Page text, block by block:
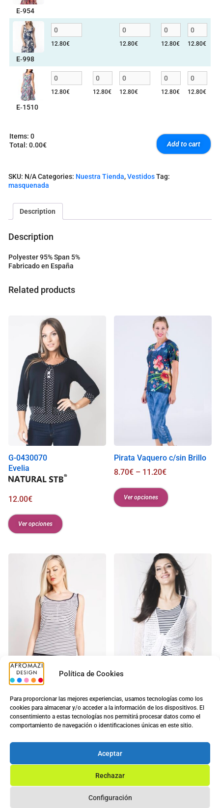
Política de Cookies
Para proporcionar las mejores experiencias, usamos tecnologías como los
cookies para almacenar y/o acceder a la información de los dispositivos. El
consentimiento a estas tecnologías nos permitirá procesar datos como el
comportamiento de navegación o identificaciones únicas en este sitio.
Aceptar
Rechazar
Configuración
E‑954
E‑998
12.80€ 12.80€ 12.80€ 12.80€
E‑1510
12.80€ 12.80€ 12.80€ 12.80€ 12.80€
Items: 0
Total : 0.00€
e
m
u
r
o
t
l
i
Add to cart
SKU: N/ACategories: Nuestra Tienda,VestidosTag:
masquenada
Description
Description
Polyester 95% Span 5%
Fabricado en España
Related products
G-0430070
Evelia
12.00€
Ver opciones
Pirata Vaquero c/sin Brillo
8.70€ – 11.20€
Ver opciones
PP-06046
Ancla Raya
G-0130005
Bolero